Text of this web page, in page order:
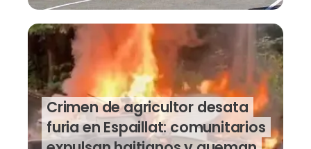
Crimen de agricultor desata
furia en Espaillat: comunitarios